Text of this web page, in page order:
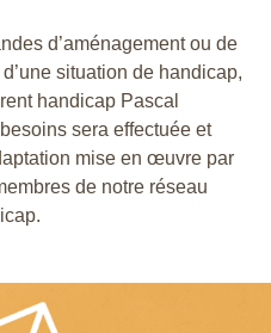
d’aménagement ou de
situation de handicap,
handicap Pascal
sera effectuée et
mise en œuvre par
de notre réseau